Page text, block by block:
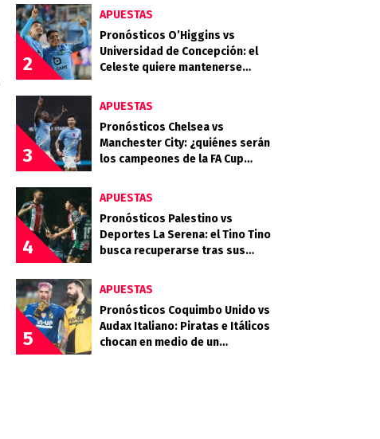
Mecánico
2
APUESTAS
Pronósticos O’Higgins vs
Universidad de Concepción: el
Celeste quiere mantenerse
3
APUESTAS
Pronósticos Chelsea vs
Manchester City: ¿quiénes serán
los campeones de la FA Cup
4
APUESTAS
Pronósticos Palestino vs
Deportes La Serena: el Tino Tino
busca recuperarse tras sus
5
APUESTAS
Pronósticos Coquimbo Unido vs
Audax Italiano: Piratas e Itálicos
chocan en medio de un